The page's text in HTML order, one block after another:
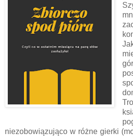
niezobowiązująco w różne gierki